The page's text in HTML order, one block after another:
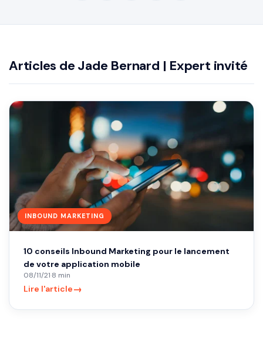
Articles de Jade Bernard | Expert invité
INBOUND MARKETING
10 conseils Inbound Marketing pour le lancement
de votre application mobile
08/11/21·8 min
Lire l'article→